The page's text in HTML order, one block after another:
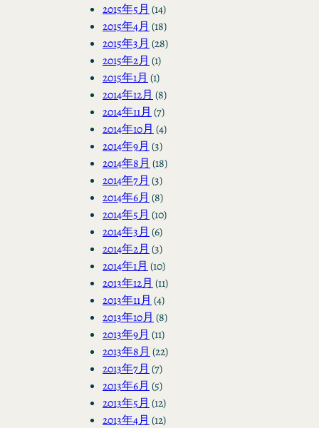
2015年5月 (14)
2015年4月 (18)
2015年3月 (28)
2015年2月 (1)
2015年1月 (1)
2014年12月 (8)
2014年11月 (7)
2014年10月 (4)
2014年9月 (3)
2014年8月 (18)
2014年7月 (3)
2014年6月 (8)
2014年5月 (10)
2014年3月 (6)
2014年2月 (3)
2014年1月 (10)
2013年12月 (11)
2013年11月 (4)
2013年10月 (8)
2013年9月 (11)
2013年8月 (22)
2013年7月 (7)
2013年6月 (5)
2013年5月 (12)
2013年4月 (12)